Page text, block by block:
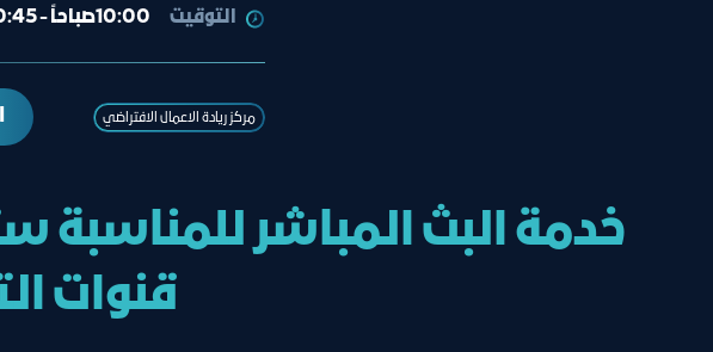
التوقيت 10:00صباحاً - 10:45 صباحاً
مركز ريادة الاعمال الافتراضي
خدمة البث المباشر للمناسبة
قنوات